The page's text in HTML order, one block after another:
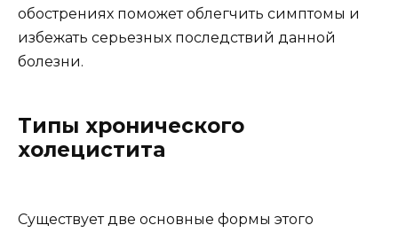
обострениях поможет облегчить симптомы и
избежать серьезных последствий данной
болезни.
Типы хронического
холецистита
Существует две основные формы этого